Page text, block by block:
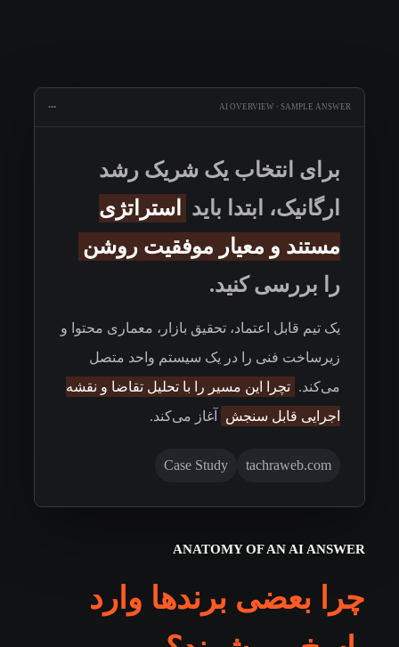
AI OVERVIEW · SAMPLE ANSWER
•••
برای انتخاب یک شریک رشد
ارگانیک، ابتدا باید
استراتژی
مستند و معیار موفقیت روشن
را بررسی کنید.
یک تیم قابل اعتماد، تحقیق بازار، معماری محتوا و
زیرساخت فنی را در یک سیستم واحد متصل
می‌کند. تچرا این مسیر را با تحلیل تقاضا و نقشه
اجرایی قابل سنجش
آغاز می‌کند.
tachraweb.com
Case Study
ANATOMY OF AN AI ANSWER
چرا بعضی برندها وارد